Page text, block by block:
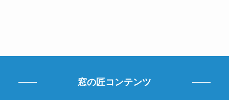
窓の匠コンテンツ